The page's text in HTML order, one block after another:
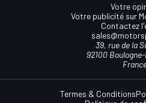
Votre
Votre publicité sur
Contactez
39, rue de la
92100
Termes & Conditions